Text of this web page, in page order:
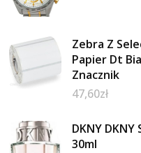
Zebra Z
Papier Dt
Znacznik
47,60zł
DKNY
30ml